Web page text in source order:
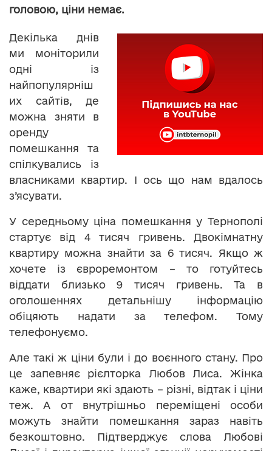
головою, ціни немає.
Декілька днів
ми моніторили
одні із
найпопулярніш
их сайтів, де
можна зняти в
оренду
помешкання та
спілкувались із
власниками квартир. І ось що нам вдалось
з’ясувати.
У середньому ціна помешкання у Тернополі
стартує від 4 тисяч гривень. Двокімнатну
квартиру можна знайти за 6 тисяч. Якщо ж
хочете із євроремонтом – то готуйтесь
віддати близько 9 тисяч гривень. Та в
оголошеннях детальнішу інформацію
обіцяють надати за телефом. Тому
телефонуємо.
Але такі ж ціни були і до воєнного стану. Про
це запевняє рієлторка Любов Лиса. Жінка
каже, квартири які здають – різні, відтак і ціни
теж. А от внутрішньо переміщені особи
можуть знайти помешкання зараз навіть
безкоштовно. Підтверджує слова Любові